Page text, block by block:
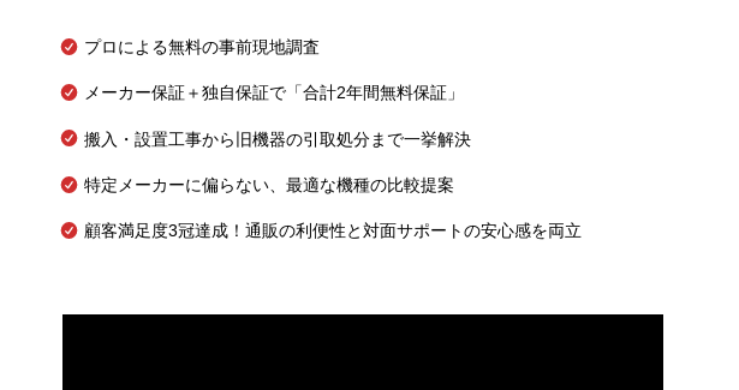
プロによる無料の事前現地調査
メーカー保証＋独自保証で「合計2年間無料保証」
搬入・設置工事から旧機器の引取処分まで一挙解決
特定メーカーに偏らない、最適な機種の比較提案
顧客満足度3冠達成！通販の利便性と対面サポートの安心感を両立